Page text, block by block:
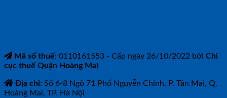
Mã số thuế: 0110161553 - Cấp ngày 26/10/2022 bởi Chi
cục thuế Quận Hoàng Mai
Địa chỉ: Số 6-8 Ngõ 71 Phố Nguyễn Chính, P. Tân Mai, Q.
Hoàng Mai, TP. Hà Nội